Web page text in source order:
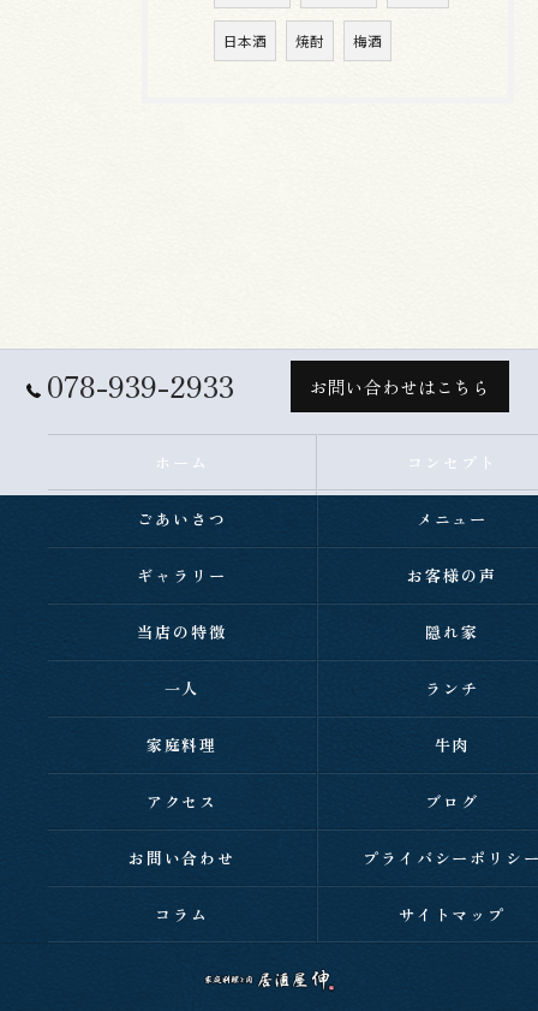
日本酒 焼酎 梅酒
078-939-2933 お問い合わせはこちら
ホーム コンセプト
ごあいさつ メニュー
ギャラリー お客様の声
当店の特徴 隠れ家
一人 ランチ
家庭料理 牛肉
アクセス ブログ
お問い合わせ プライバシーポリシ
コラム サイトマップ